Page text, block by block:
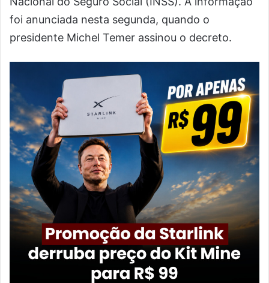
foi anunciada nesta segunda, quando o
presidente Michel Temer assinou o decreto.